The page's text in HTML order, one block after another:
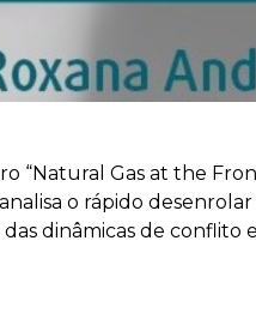
“Natural Gas at the
o rápido
dinâmicas de conflito